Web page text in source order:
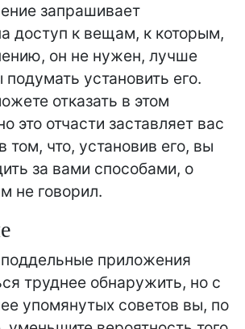
запрашивает
доступ к вещам, к которым,
он не нужен, лучше
установить его.
отказать в этом
это отчасти заставляет вас
том, что, установив его, вы
за вами способами, о
не говорил.
приложения
труднее обнаружить, но с
упомянутых советов вы, по